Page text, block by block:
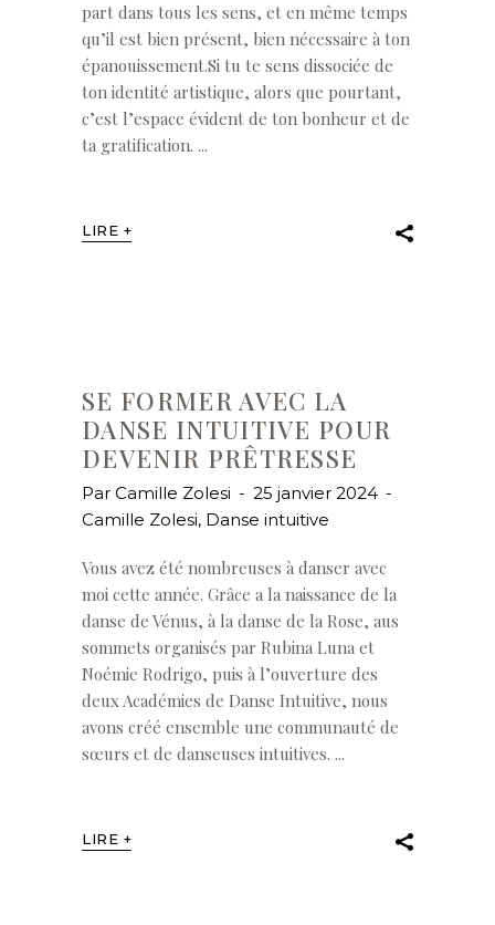
part dans tous les sens, et en même temps
qu’il est bien présent, bien nécessaire à ton
épanouissement.Si tu te sens dissociée de
ton identité artistique, alors que pourtant,
c’est l’espace évident de ton bonheur et de
ta gratification.
LIRE +
SE FORMER AVEC LA
DANSE INTUITIVE POUR
DEVENIR PRÊTRESSE
Par Camille Zolesi
25 janvier 2024
Camille Zolesi, Danse intuitive
Vous avez été nombreuses à danser avec
moi cette année. Grâce a la naissance de la
danse de Vénus, à la danse de la Rose, aus
sommets organisés par Rubina Luna et
Noémie Rodrigo, puis à l’ouverture des
deux Académies de Danse Intuitive, nous
avons créé ensemble une communauté de
sœurs et de danseuses intuitives.
LIRE +